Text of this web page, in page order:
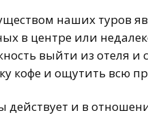
наших туров
в центре или
выйти из отеля и
кофе и ощутить всю
действует и в